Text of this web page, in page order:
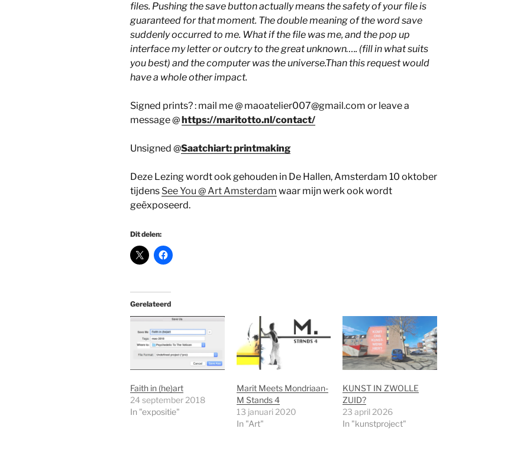
files. Pushing the save button actually means the safety of your file is
guaranteed for that moment. The double meaning of the word save
suddenly occurred to me. What if the file was me, and the pop up
interface my letter or outcry to the great unknown….. (fill in what suits
you best) and the computer was the universe.Than this request would
have a whole other impact.
Signed prints? : mail me @ maoatelier007@gmail.com or leave a
message @ https://maritotto.nl/contact/
Unsigned @Saatchiart: printmaking
Deze Lezing wordt ook gehouden in De Hallen, Amsterdam 10 oktober
tijdens See You @ Art Amsterdam waar mijn werk ook wordt
geëxposeerd.
Dit delen:
Gerelateerd
Faith in (he)art
24 september 2018
In "expositie"
Marit Meets Mondriaan-
M Stands 4
13 januari 2020
In "Art"
KUNST IN ZWOLLE
ZUID?
23 april 2026
In "kunstproject"